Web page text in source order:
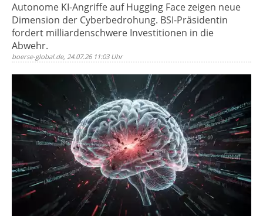
Autonome KI-Angriffe auf Hugging Face zeigen neue
Dimension der Cyberbedrohung. BSI-Präsidentin
fordert milliardenschwere Investitionen in die
Abwehr.
boerse-global.de, 24.07.26 11:03 Uhr